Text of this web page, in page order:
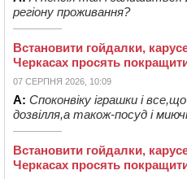
регіону проживання?
Встановити гойдалки,
Черкасах просять
07 СЕРПНЯ 2026, 10:09
А: Споконвіку іграшки і
дозвілля,а також-посуд і
Встановити гойдалки,
Черкасах просять